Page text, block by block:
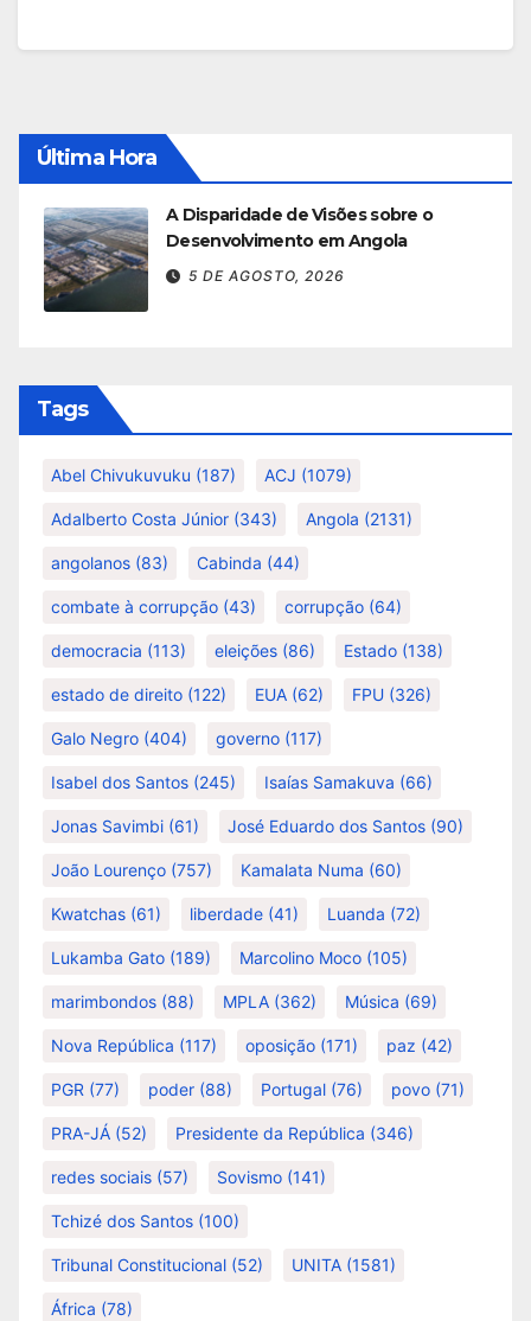
Última Hora
A Disparidade de Visões sobre o
Desenvolvimento em Angola
5 DE AGOSTO, 2026
Tags
Abel Chivukuvuku (187) ACJ (1079)
Adalberto Costa Júnior (343) Angola (2131)
angolanos (83) Cabinda (44)
combate à corrupção (43) corrupção (64)
democracia (113) eleições (86) Estado (138)
estado de direito (122) EUA (62) FPU (326)
Galo Negro (404) governo (117)
Isabel dos Santos (245) Isaías Samakuva (66)
Jonas Savimbi (61) José Eduardo dos Santos (90)
João Lourenço (757) Kamalata Numa (60)
Kwatchas (61) liberdade (41) Luanda (72)
Lukamba Gato (189) Marcolino Moco (105)
marimbondos (88) MPLA (362) Música (69)
Nova República (117) oposição (171) paz (42)
PGR (77) poder (88) Portugal (76) povo (71)
PRA-JÁ (52) Presidente da República (346)
redes sociais (57) Sovismo (141)
Tchizé dos Santos (100)
Tribunal Constitucional (52) UNITA (1581)
África (78)